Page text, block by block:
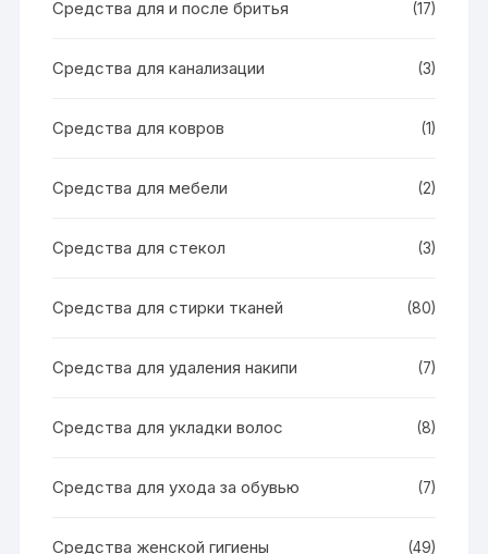
Средства для и после бритья (17)
Средства для канализации (3)
Средства для ковров (1)
Средства для мебели (2)
Средства для стекол (3)
Средства для стирки тканей (80)
Средства для удаления накипи (7)
Средства для укладки волос (8)
Средства для ухода за обувью (7)
Средства женской гигиены (49)